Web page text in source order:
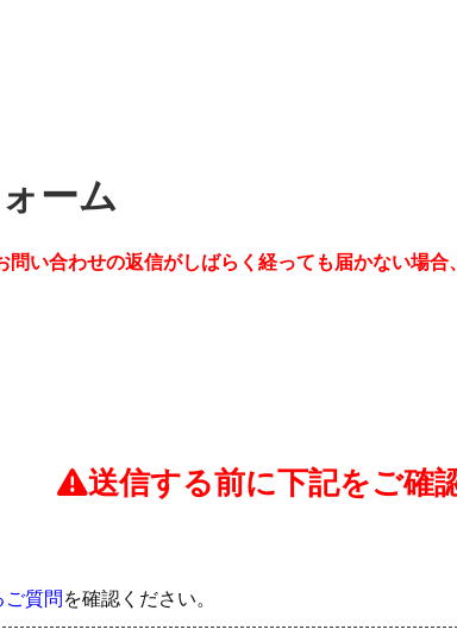
ーム
い合わせの返信がしばらく経っても届かない場
送信する前に下記をご確
ご質問を確認ください。